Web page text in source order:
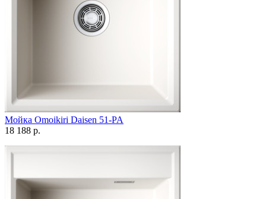
Мойка Omoikiri Daisen 51-PA
18 188 р.